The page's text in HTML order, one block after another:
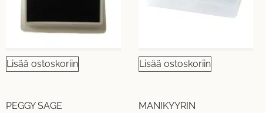
Lisää ostoskoriin
PEGGY SAGE
Lisää ostoskoriin
MANIKYYRIN